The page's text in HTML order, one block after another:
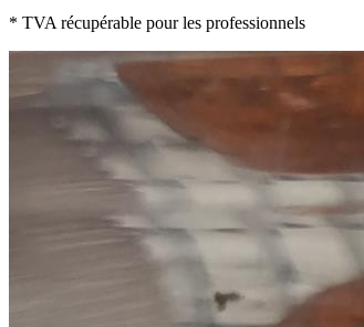
* TVA récupérable pour les professionnels